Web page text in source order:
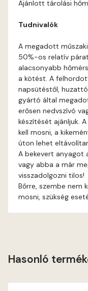
Ajánlott tárolási
Tudnivalók
A megadott
50%-os relatív
alacsonyabb
a kötést. A
napsütéstől,
gyártó által
erősen nedvszívó
készítését ajánljuk.
kell mosni, a
úton lehet
A bekevert anyagot
vagy abba a már
visszadolgozni tilos!
Bőrre, szembe nem
mosni, szükség
Hasonló